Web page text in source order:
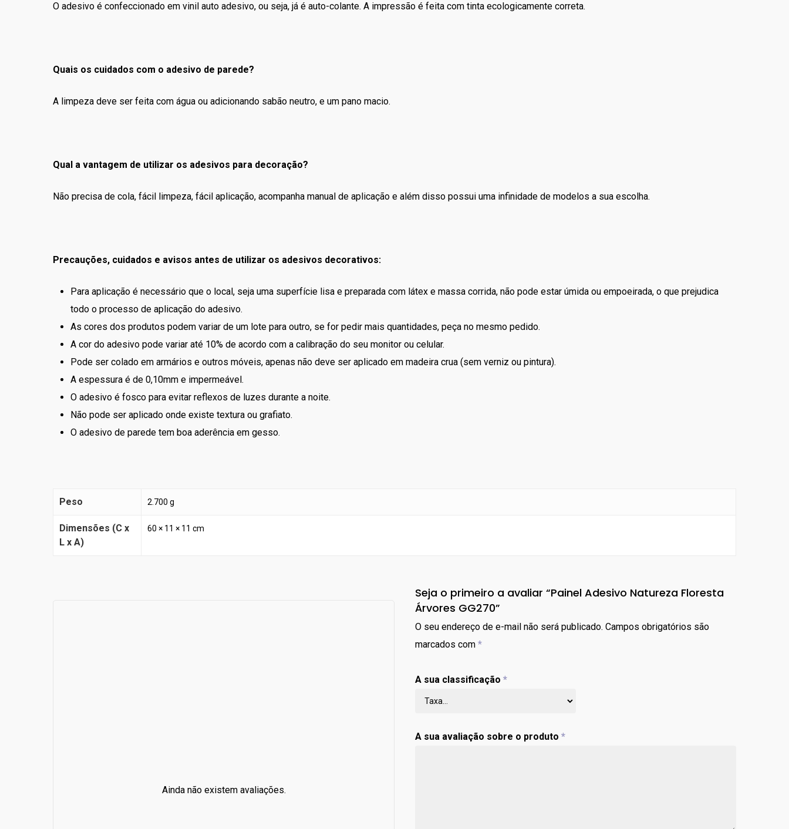
O adesivo é confeccionado em vinil auto adesivo, ou seja, já é auto-colante. A impressão é feita com tinta ecologicamente correta.
Quais os cuidados com o adesivo de parede?
A limpeza deve ser feita com água ou adicionando sabão neutro, e um pano macio.
Qual a vantagem de utilizar os adesivos para decoração?
Não precisa de cola, fácil limpeza, fácil aplicação, acompanha manual de aplicação e além disso possui uma infinidade de modelos a sua escolha.
Precauções, cuidados e avisos antes de utilizar os adesivos decorativos:
Para aplicação é necessário que o local, seja uma superfície lisa e preparada com látex e massa corrida, não pode estar úmida ou empoeirada, o que prejudica
todo o processo de aplicação do adesivo.
As cores dos produtos podem variar de um lote para outro, se for pedir mais quantidades, peça no mesmo pedido.
A cor do adesivo pode variar até 10% de acordo com a calibração do seu monitor ou celular.
Pode ser colado em armários e outros móveis, apenas não deve ser aplicado em madeira crua (sem verniz ou pintura).
A espessura é de 0,10mm e impermeável.
O adesivo é fosco para evitar reflexos de luzes durante a noite.
Não pode ser aplicado onde existe textura ou grafiato.
O adesivo de parede tem boa aderência em gesso.
Peso 2.700 g
Dimensões (C x
L x A)
60 × 11 × 11 cm
Ainda não existem avaliações.
Seja o primeiro a avaliar “Painel Adesivo Natureza Floresta
Árvores GG270”
O seu endereço de e-mail não será publicado. Campos obrigatórios são
marcados com *
A sua classificação *
A sua avaliação sobre o produto *